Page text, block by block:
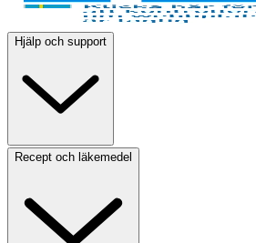
Hjälp och support
Recept och läkemedel